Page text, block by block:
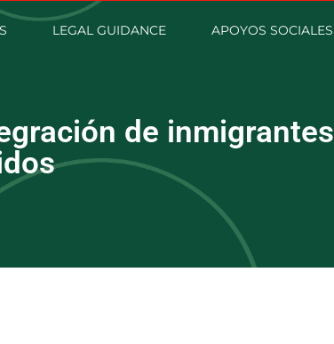
LEGAL GUIDANCE APOYOS SOCIALES
de inmigrantes